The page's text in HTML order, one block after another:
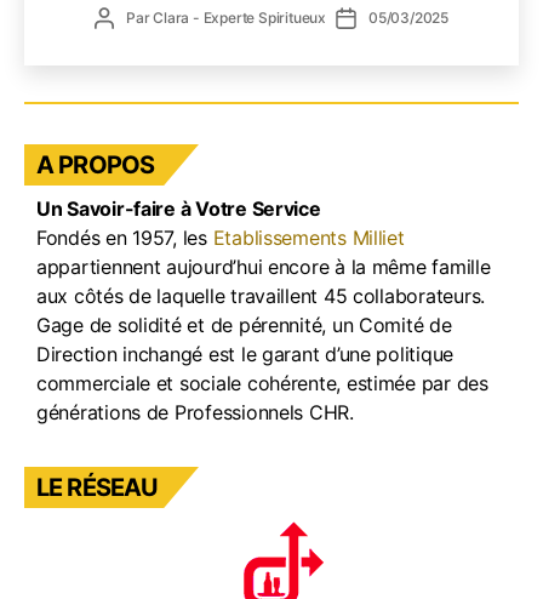
L’Art
AuteurParClara - Experte Spiritueux Date
05/03/2025
A PROPOS
Un Savoir-faire à Votre Service
Fondés en 1957, les Etablissements Milliet
appartiennent aujourd’hui encore à la même famille
aux côtés de laquelle travaillent 45 collaborateurs.
Gage de solidité et de pérennité, un Comité de
Direction inchangé est le garant d’une politique
commerciale et sociale cohérente, estimée par des
générations de Professionnels CHR.
LE RÉSEAU